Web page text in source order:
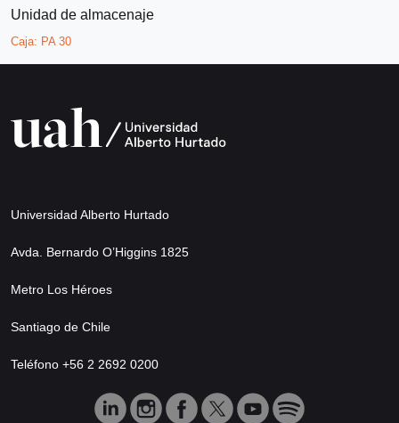
Unidad de almacenaje
Caja: PA 30
Universidad Alberto Hurtado
Avda. Bernardo O’Higgins 1825
Metro Los Héroes
Santiago de Chile
Teléfono +56 2 2692 0200